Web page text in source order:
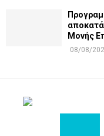
Μονής
08/08/